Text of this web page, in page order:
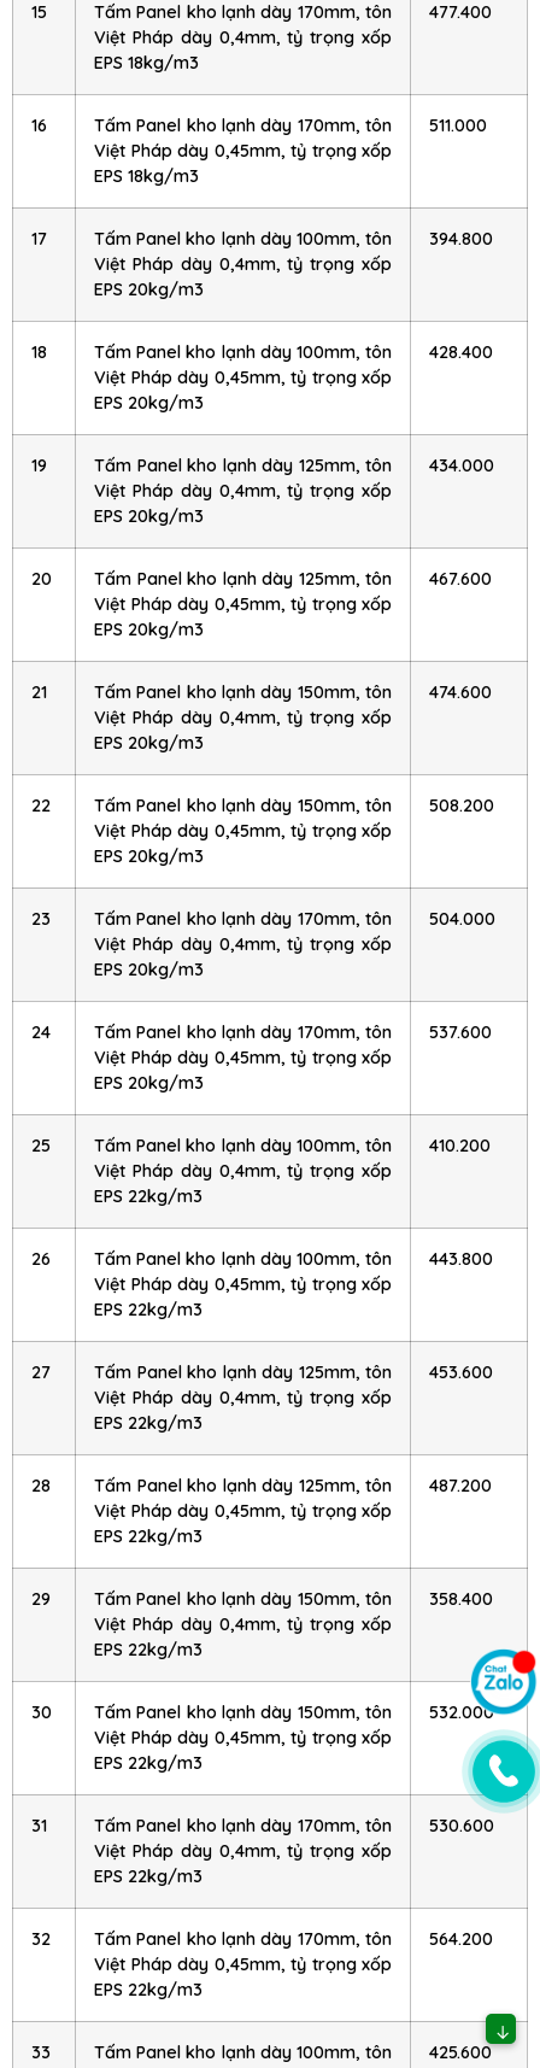
15
Tấm Panel kho lạnh dày 170mm, tôn
Việt Pháp dày 0,4mm, tỷ trọng xốp
EPS 18kg/m3
477.400
16
Tấm Panel kho lạnh dày 170mm, tôn
Việt Pháp dày 0,45mm, tỷ trọng xốp
EPS 18kg/m3
511.000
17
Tấm Panel kho lạnh dày 100mm, tôn
Việt Pháp dày 0,4mm, tỷ trọng xốp
EPS 20kg/m3
394.800
18
Tấm Panel kho lạnh dày 100mm, tôn
Việt Pháp dày 0,45mm, tỷ trọng xốp
EPS 20kg/m3
428.400
19
Tấm Panel kho lạnh dày 125mm, tôn
Việt Pháp dày 0,4mm, tỷ trọng xốp
EPS 20kg/m3
434.000
20
Tấm Panel kho lạnh dày 125mm, tôn
Việt Pháp dày 0,45mm, tỷ trọng xốp
EPS 20kg/m3
467.600
21
Tấm Panel kho lạnh dày 150mm, tôn
Việt Pháp dày 0,4mm, tỷ trọng xốp
EPS 20kg/m3
474.600
22
Tấm Panel kho lạnh dày 150mm, tôn
Việt Pháp dày 0,45mm, tỷ trọng xốp
EPS 20kg/m3
508.200
23
Tấm Panel kho lạnh dày 170mm, tôn
Việt Pháp dày 0,4mm, tỷ trọng xốp
EPS 20kg/m3
504.000
24
Tấm Panel kho lạnh dày 170mm, tôn
Việt Pháp dày 0,45mm, tỷ trọng xốp
EPS 20kg/m3
537.600
25
Tấm Panel kho lạnh dày 100mm, tôn
Việt Pháp dày 0,4mm, tỷ trọng xốp
EPS 22kg/m3
410.200
26
Tấm Panel kho lạnh dày 100mm, tôn
Việt Pháp dày 0,45mm, tỷ trọng xốp
EPS 22kg/m3
443.800
27
Tấm Panel kho lạnh dày 125mm, tôn
Việt Pháp dày 0,4mm, tỷ trọng xốp
EPS 22kg/m3
453.600
28
Tấm Panel kho lạnh dày 125mm, tôn
Việt Pháp dày 0,45mm, tỷ trọng xốp
EPS 22kg/m3
487.200
29
Tấm Panel kho lạnh dày 150mm, tôn
Việt Pháp dày 0,4mm, tỷ trọng xốp
EPS 22kg/m3
358.400
30
Tấm Panel kho lạnh dày 150mm, tôn
Việt Pháp dày 0,45mm, tỷ trọng xốp
EPS 22kg/m3
532.000
31
Tấm Panel kho lạnh dày 170mm, tôn
Việt Pháp dày 0,4mm, tỷ trọng xốp
EPS 22kg/m3
530.600
32
Tấm Panel kho lạnh dày 170mm, tôn
Việt Pháp dày 0,45mm, tỷ trọng xốp
EPS 22kg/m3
564.200
33
Tấm Panel kho lạnh dày 100mm, tôn
425.600
↓